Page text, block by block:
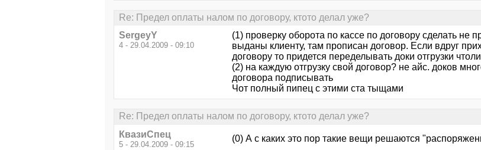
Re: Предел оплаты налом по договору, ктото делал уже?
SergeyY
4 - 29.04.2009 - 09:10
(1) проверку оборота по кассе по договору сделать не
выданы клиенту, там прописан договор. Если вдруг
договору то придется переделывать доки отгрузки
(2) на каждую отгрузку свой договор? не айс. доков
договора подписывать
Чот полный пипец с этими ста тыщами
Re: Предел оплаты налом по договору, ктото делал уже?
КвазиСпец
5 - 29.04.2009 - 09:15
(0) А с каких это пор такие вещи решаются